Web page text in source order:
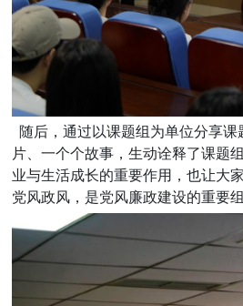
随后，通过以课题组为单位分享课
片、一个个故事，生动诠释了课题
业与生活成长的重要作用，也让大
党风政风，是党风廉政建设的重要组